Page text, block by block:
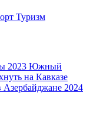
Туризм
2023 Южный
на Кавказе
2024